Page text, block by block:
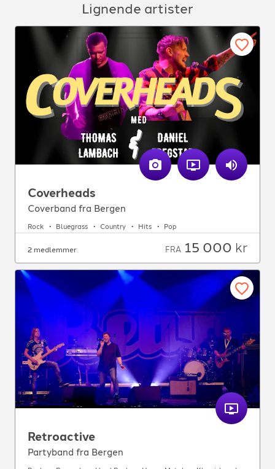
Lignende artister
Coverheads
Coverband fra Bergen
Rock Bluegrass Country Hits Pop
2 medlemmer FRA 15 000 kr
Retroactive
Partyband fra Bergen